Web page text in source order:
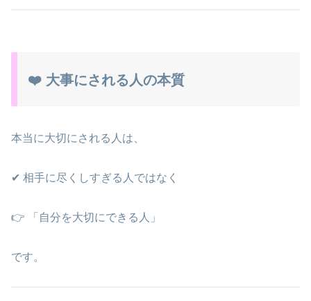
❤️ 大事にされる人の本質
本当に大切にされる人は、
✔ 相手に尽くしすぎる人ではなく
👉 「自分を大切にできる人」
です。